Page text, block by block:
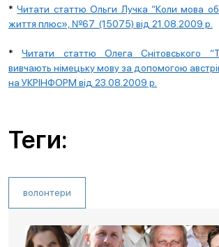
*Читати статтю Ольги Лучка “Коли мова
життя плюс», №67 (15075) від 21.08.2009 р.
*Читати статтю Олега Снітовського
вивчають німецьку мову за допомогою
на УКРІНФОРМ від 23.08.2009 р.
Теги:
волонтери